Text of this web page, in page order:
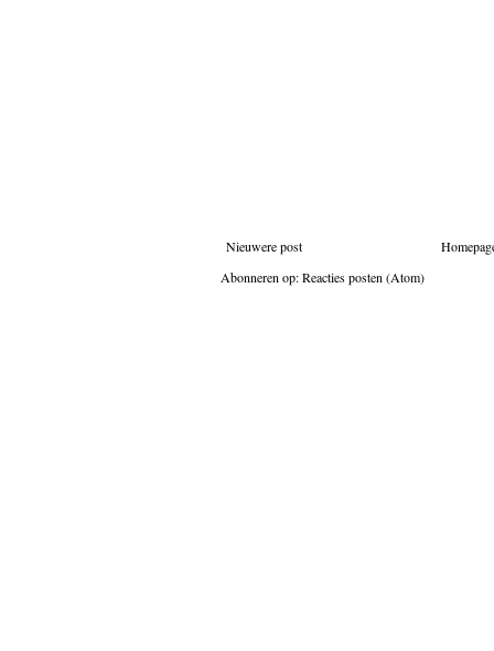
Nieuwere post
Abonneren op:Reacties posten (Atom)